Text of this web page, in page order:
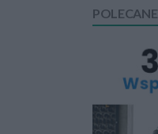
POLECANE